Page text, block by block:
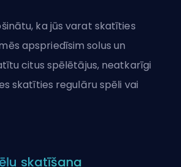
ka jūs varat skatīties
apspriedīsim solus un
citus spēlētājus, neatkarīgi
skatīties regulāru spēli vai
skatīšana